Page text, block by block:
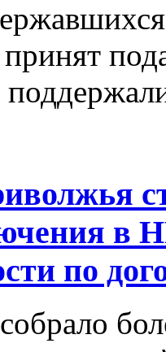
в
по